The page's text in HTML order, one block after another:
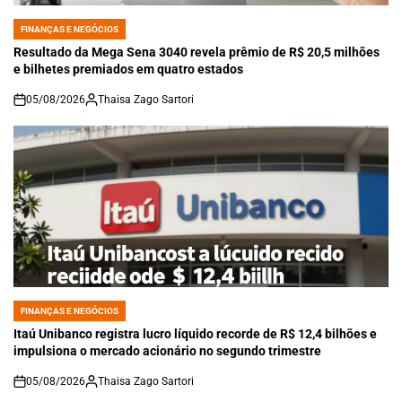
POSTED
IN
FINANÇAS E NEGÓCIOS
Resultado da Mega Sena 3040 revela prêmio de R$ 20,5 milhões
e bilhetes premiados em quatro estados
on
05/08/2026 Thaisa Zago Sartori
POSTED
IN
FINANÇAS E NEGÓCIOS
Itaú Unibanco registra lucro líquido recorde de R$ 12,4 bilhões e
impulsiona o mercado acionário no segundo trimestre
on
05/08/2026 Thaisa Zago Sartori